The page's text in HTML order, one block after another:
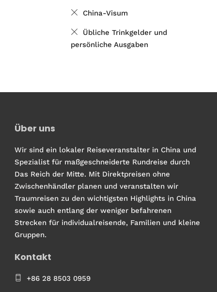
China-Visum
Übliche Trinkgelder und
persönliche Ausgaben
Über uns
Wir sind ein lokaler Reiseveranstalter in China und
Spezialist für maßgeschneiderte Rundreise durch
Das Reich der Mitte. Mit Direktpreisen ohne
Zwischenhändler planen und veranstalten wir
Traumreisen zu den wichtigsten Highlights in China
sowie auch entlang der weniger befahrenen
Strecken für individualreisende, Familien und kleine
Gruppen.
Kontakt
+86 28 8503 0959